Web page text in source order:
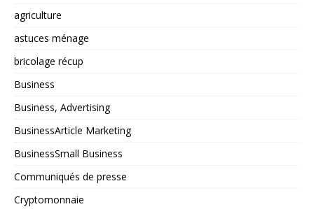
agriculture
astuces ménage
bricolage récup
Business
Business, Advertising
BusinessArticle Marketing
BusinessSmall Business
Communiqués de presse
Cryptomonnaie